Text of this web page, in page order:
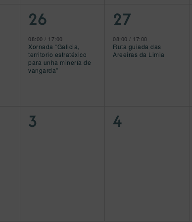
1
evento,
26
08:00/ 17:00
Xornada “Galicia,
territorio estratéxico
para unha minería de
vangarda”
1
evento,
27
08:00/ 17:00
Ruta guiada das
Areeiras da Limia
0
3
0
4